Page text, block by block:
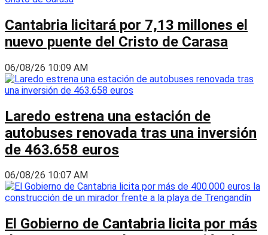
Cantabria licitará por 7,13 millones el
nuevo puente del Cristo de Carasa
06/08/26 10:09 AM
Laredo estrena una estación de
autobuses renovada tras una inversión
de 463.658 euros
06/08/26 10:07 AM
El Gobierno de Cantabria licita por más